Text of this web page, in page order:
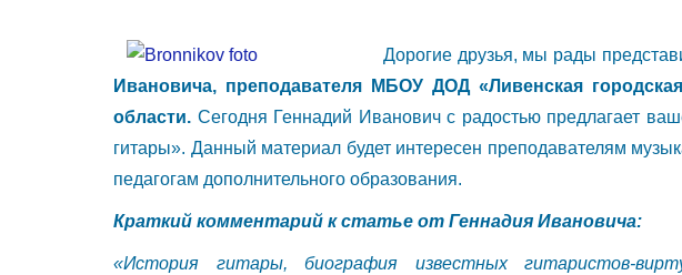
Дорогие друзья, мы рады
Ивановича, преподавателя МБОУ ДОД «Ливенская
области. Сегодня Геннадий Иванович с радостью предлагает
гитары». Данный материал будет интересен преподавателям
педагогам дополнительного образования.
Краткий комментарий к статье от Геннадия Ивановича:
«История гитары, биография известных гитаристов-